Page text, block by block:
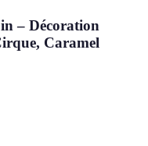
– Décoration
Caramel